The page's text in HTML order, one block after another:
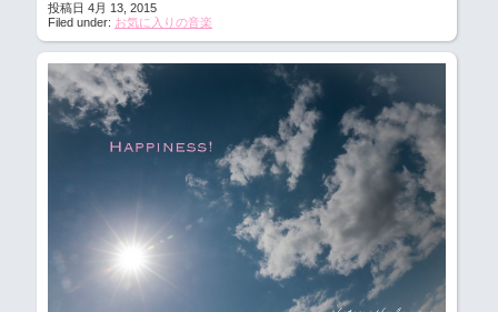
投稿日 4月 13, 2015
Filed under: お気に入りの音楽